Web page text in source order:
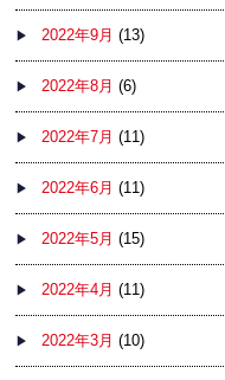
2022年9月 (13)
2022年8月 (6)
2022年7月 (11)
2022年6月 (11)
2022年5月 (15)
2022年4月 (11)
2022年3月 (10)